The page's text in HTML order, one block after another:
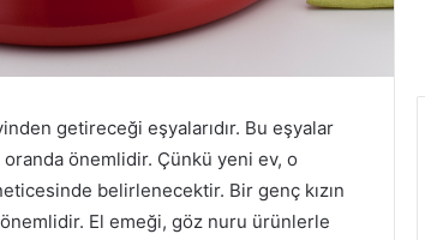
getireceği eşyalarıdır. Bu eşyalar
önemlidir. Çünkü yeni ev, o
belirlenecektir. Bir genç kızın
önemlidir. El emeği, göz nuru ürünlerle